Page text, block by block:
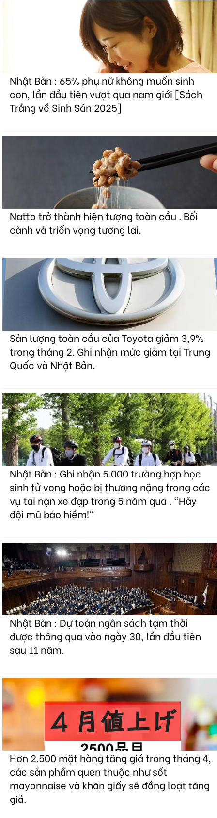
Nhật Bản : 65% phụ nữ không muốn sinh
con, lần đầu tiên vượt qua nam giới [Sách
Trắng về Sinh Sản 2025]
Natto trở thành hiện tượng toàn cầu . Bối
cảnh và triển vọng tương lai.
Sản lượng toàn cầu của Toyota giảm 3,9%
trong tháng 2. Ghi nhận mức giảm tại Trung
Quốc và Nhật Bản.
Nhật Bản : Ghi nhận 5.000 trường hợp học
sinh tử vong hoặc bị thương nặng trong các
vụ tai nạn xe đạp trong 5 năm qua . "Hãy
đội mũ bảo hiểm!"
Nhật Bản : Dự toán ngân sách tạm thời
được thông qua vào ngày 30, lần đầu tiên
sau 11 năm.
Hơn 2.500 mặt hàng tăng giá trong tháng 4,
các sản phẩm quen thuộc như sốt
mayonnaise và khăn giấy sẽ đồng loạt tăng
giá.